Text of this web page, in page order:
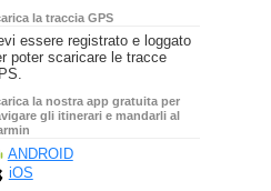
la traccia GPS
essere registrato e loggato
poter scaricare le tracce
la nostra app gratuita per
gli itinerari e mandarli al
ANDROID
iOS